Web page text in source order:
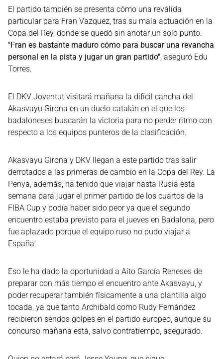
El partido también se presenta cómo una reválida
particular para Fran Vazquez, tras su mala actuación en la
Copa del Rey, donde se quedó sin anotar un solo punto.
"Fran es bastante maduro cómo para buscar una revancha
personal en la pista y jugar un gran partido", aseguró Edu
Torres.
El DKV Joventut visitará mañana la difícil cancha del
Akasvayu Girona en un duelo catalán en el que los
badaloneses buscarán la victoria para no perder ritmo con
respecto a los equipos punteros de la clasificación.
Akasvayu Girona y DKV llegan a este partido tras salir
derrotados a las primeras de cambio en la Copa del Rey. La
Penya, además, ha tenido que viajar hasta Rusia esta
semana para jugar el primer partido de los cuartos de la
FIBA Cup y podía haber sido peor ya que el segundo
encuentro estaba previsto para el jueves en Badalona, pero
fue aplazado porque el equipo ruso no pudo viajar a
España.
Eso le ha dado la oportunidad a Aíto García Reneses de
preparar con más tiempo el encuentro ante Akasvayu, y
poder recuperar también físicamente a una plantilla algo
tocada, ya que tanto Archibald como Rudy Fernández
recibieron sendos golpes en el partido europeo, aunque su
concurso mañana está, salvo contratiempo, asegurado.